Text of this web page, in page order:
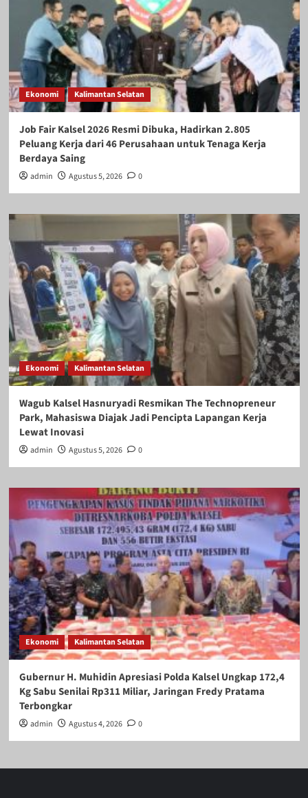
Ekonomi Kalimantan Selatan
Job Fair Kalsel 2026 Resmi Dibuka, Hadirkan 2.805
Peluang Kerja dari 46 Perusahaan untuk Tenaga Kerja
Berdaya Saing
admin Agustus 5, 2026 0
Ekonomi Kalimantan Selatan
Wagub Kalsel Hasnuryadi Resmikan The Technopreneur
Park, Mahasiswa Diajak Jadi Pencipta Lapangan Kerja
Lewat Inovasi
admin Agustus 5, 2026 0
Ekonomi Kalimantan Selatan
Gubernur H. Muhidin Apresiasi Polda Kalsel Ungkap 172,4
Kg Sabu Senilai Rp311 Miliar, Jaringan Fredy Pratama
Terbongkar
admin Agustus 4, 2026 0